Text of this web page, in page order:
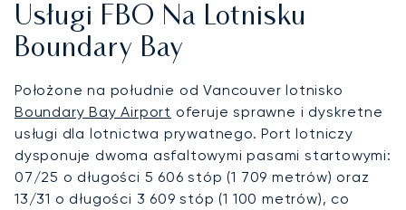
Usługi FBO Na Lotnisku
Boundary Bay
Położone na południe od Vancouver lotnisko
Boundary Bay Airport oferuje sprawne i dyskretne
usługi dla lotnictwa prywatnego. Port lotniczy
dysponuje dwoma asfaltowymi pasami startowymi:
07/25 o długości 5 606 stóp (1 709 metrów) oraz
13/31 o długości 3 609 stóp (1 100 metrów), co